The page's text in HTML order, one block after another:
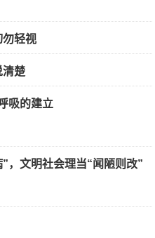
勿轻视
清楚
吸的建立
，文明社会理当“闻陋则改”